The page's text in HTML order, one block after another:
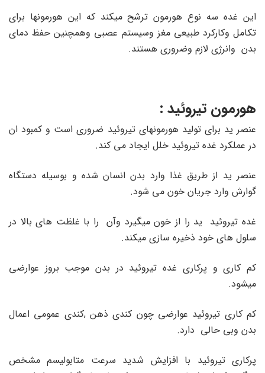
این غده سه نوع هورمون ترشح میکند که این هورمونها برای
تکامل وکارکرد طبیعی مغز وسیستم عصبی وهمچنین حفظ دمای
بدن وانرژی لازم وضروری هستند.
هورمون تیروئید :
عنصر ید برای تولید هورمونهای تیروئید ضروری است و کمبود ان
در عملکرد غده تیروئید خلل ایجاد می کند.
عنصر ید از طریق غذا وارد بدن انسان شده و بوسیله دستگاه
گوارش وارد جریان خون می شود.
غده تیروئید ید را از خون میگیرد وآن را با غلظت های بالا در
سلول های خود ذخیره سازی میکند.
کم کاری و پرکاری غده تیروئید در بدن موجب بروز عوارضی
میشود.
کم کاری تیروئید عوارضی چون کندی ذهن ,کندی عمومی اعمال
بدن وبی حالی دارد.
پرکاری تیروئید با افزایش شدید سرعت متابولیسم مشخص